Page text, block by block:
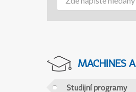
MACHINES
Studijní programy